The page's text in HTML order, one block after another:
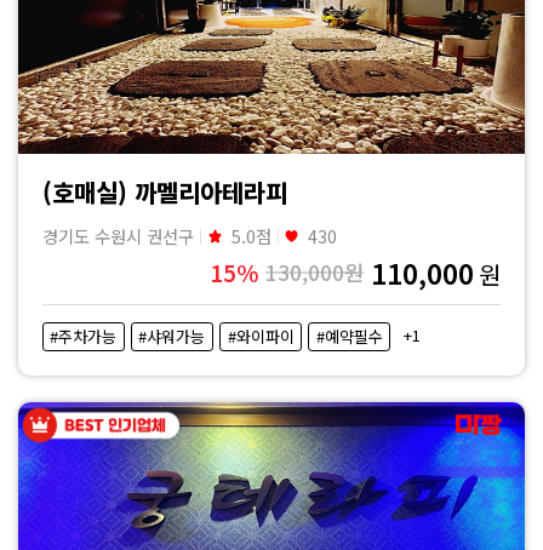
(호매실) 까멜리아테라피
경기도 수원시 권선구 5.0점 430
15% 130,000원 110,000 원
#주차가능 #샤워가능 #와이파이 #예약필수 +1